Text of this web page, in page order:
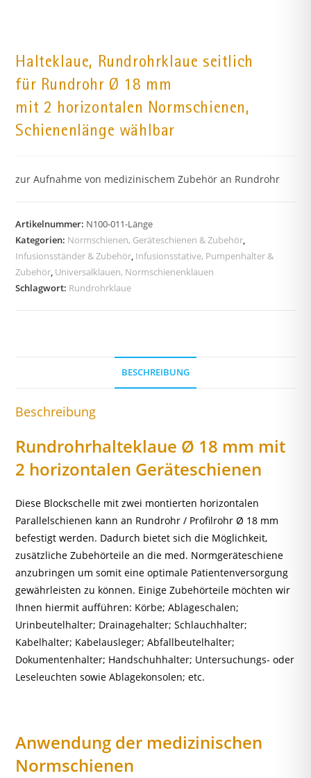
Halteklaue, Rundrohrklaue seitlich
für Rundrohr Ø 18 mm
mit 2 horizontalen Normschienen,
Schienenlänge wählbar
zur Aufnahme von medizinischem Zubehör an Rundrohr
Artikelnummer: N100-011-Länge
Kategorien: Normschienen, Geräteschienen & Zubehör,
Infusionsständer & Zubehör, Infusionsstative, Pumpenhalter &
Zubehör, Universalklauen, Normschienenklauen
Schlagwort: Rundrohrklaue
BESCHREIBUNG
Beschreibung
Rundrohrhalteklaue Ø 18 mm mit
2 horizontalen Geräteschienen
Diese Blockschelle mit zwei montierten horizontalen
Parallelschienen kann an Rundrohr / Profilrohr Ø 18 mm
befestigt werden. Dadurch bietet sich die Möglichkeit,
zusätzliche Zubehörteile an die med. Normgeräteschiene
anzubringen um somit eine optimale Patientenversorgung
gewährleisten zu können. Einige Zubehörteile möchten wir
Ihnen hiermit aufführen: Körbe;Ablageschalen;
Urinbeutelhalter; Drainagehalter; Schlauchhalter;
Kabelhalter; Kabelausleger; Abfallbeutelhalter;
Dokumentenhalter; Handschuhhalter; Untersuchungs- oder
LeseleuchtensowieAblagekonsolen; etc.
Anwendung der medizinischen
Normschienen